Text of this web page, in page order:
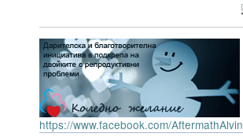
https://www.facebook.com/AftermathAlvin